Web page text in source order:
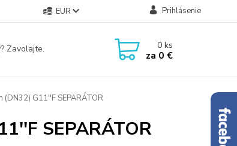
EUR Prihlásenie
Zavolajte. 0ks
za 0 €
(DN32) G11''F SEPARÁTOR
SEPARÁTOR